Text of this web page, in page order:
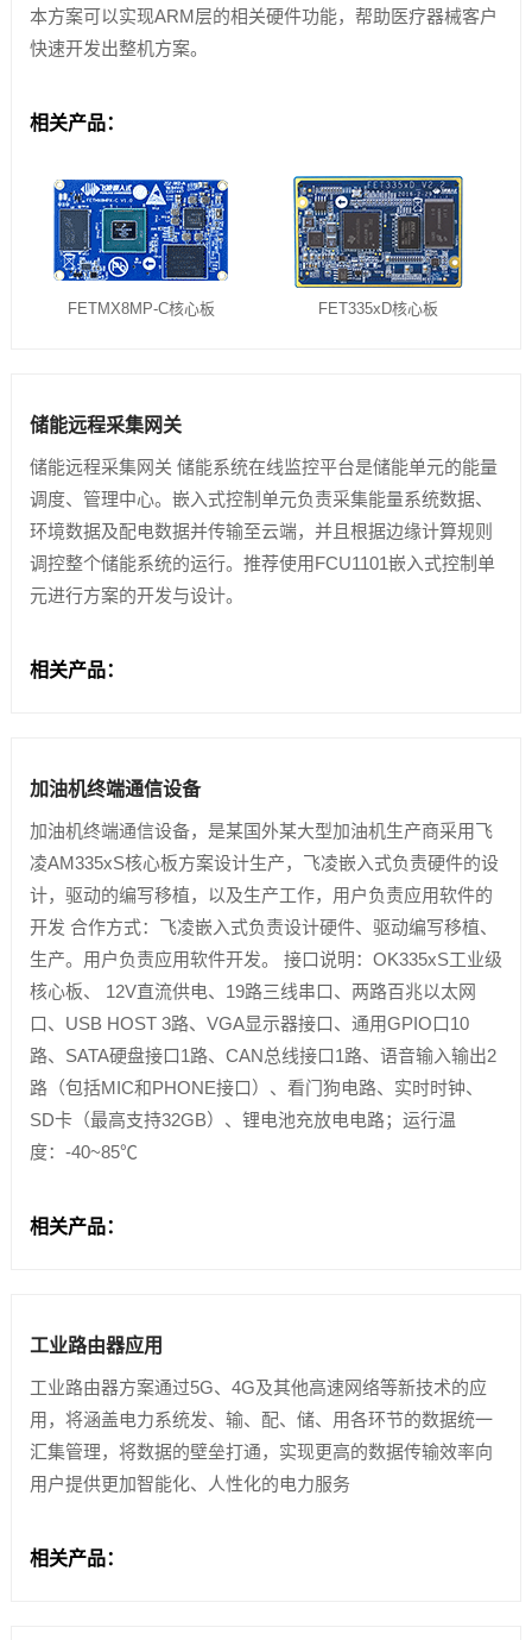
本方案可以实现ARM层的相关硬件功能，帮助医疗器械客户
快速开发出整机方案。
相关产品：
FETMX8MP-C核心板 FET335xD核心板
储能远程采集网关
储能远程采集网关 储能系统在线监控平台是储能单元的能量
调度、管理中心。嵌入式控制单元负责采集能量系统数据、
环境数据及配电数据并传输至云端，并且根据边缘计算规则
调控整个储能系统的运行。推荐使用FCU1101嵌入式控制单
元进行方案的开发与设计。
相关产品：
加油机终端通信设备
加油机终端通信设备，是某国外某大型加油机生产商采用飞
凌AM335xS核心板方案设计生产，飞凌嵌入式负责硬件的设
计，驱动的编写移植，以及生产工作，用户负责应用软件的
开发 合作方式：飞凌嵌入式负责设计硬件、驱动编写移植、
生产。用户负责应用软件开发。 接口说明：OK335xS工业级
核心板、 12V直流供电、19路三线串口、两路百兆以太网
口、USB HOST 3路、VGA显示器接口、通用GPIO口10
路、SATA硬盘接口1路、CAN总线接口1路、语音输入输出2
路（包括MIC和PHONE接口）、看门狗电路、实时时钟、
SD卡（最高支持32GB）、锂电池充放电电路；运行温
度：-40~85℃
相关产品：
工业路由器应用
工业路由器方案通过5G、4G及其他高速网络等新技术的应
用，将涵盖电力系统发、输、配、储、用各环节的数据统一
汇集管理，将数据的壁垒打通，实现更高的数据传输效率向
用户提供更加智能化、人性化的电力服务
相关产品：